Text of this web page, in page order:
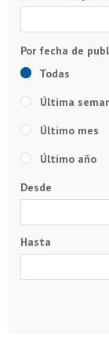
Todas
Última
Último mes
Último año
Desde
Hasta